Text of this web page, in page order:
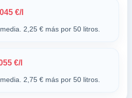
€/l
2,25 € más por 50 litros.
€/l
2,75 € más por 50 litros.